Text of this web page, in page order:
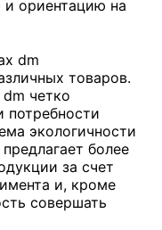
и ориентацию на
dm
товаров.
четко
потребности
экологичности
более
за счет
и, кроме
совершать